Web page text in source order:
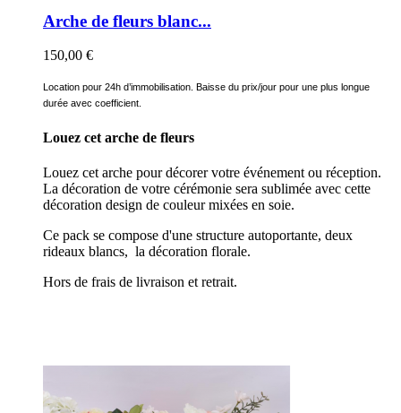
Arche de fleurs blanc...
150,00 €
Location pour 24h d’immobilisation. Baisse du prix/jour pour une plus longue
durée avec coefficient.
Louez cet arche de fleurs
Louez cet arche pour décorer votre événement ou réception.
La décoration de votre cérémonie sera sublimée avec cette
décoration design de couleur mixées en soie.
Ce pack se compose d'une structure autoportante, deux
rideaux blancs, la décoration florale.
Hors de frais de livraison et retrait.